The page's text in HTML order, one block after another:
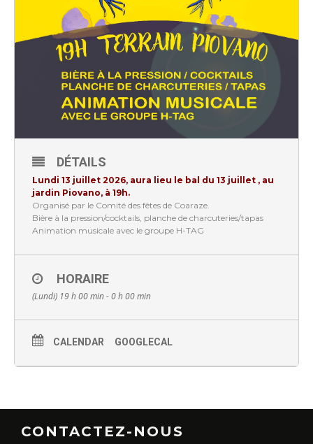
DÉTAILS
Lundi 13 juillet 2026, aura lieu le bal du 13 juillet , au
jardin Piovano, à 19h.
Organisé par le Comité des fêtes de Coaraze.
Bière à la pression/cocktails, planche de charcuteries/tapas
Animation musicale avec le groupe H-TAG
HORAIRE
(Lundi) 19 h 00 min - 0 h 00 min
CALENDAR GOOGLECAL
CONTACTEZ-NOUS